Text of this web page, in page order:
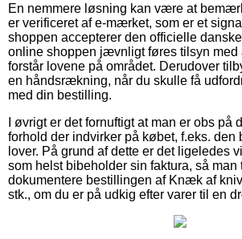
En nemmere løsning kan være at
er verificeret af e-mærket, som er et
shoppen accepterer den officielle
online shoppen jævnligt føres tilsyn med
forstår lovene på området. Derudover
en håndsrækning, når du skulle få
med din bestilling.
I øvrigt er det fornuftigt at man er obs på
forhold der indvirker på købet, f.eks. den
lover. På grund af dette er det ligeledes
som helst bibeholder sin faktura, så man
dokumentere bestillingen af Knæk af
stk., om du er på udkig efter varer til en